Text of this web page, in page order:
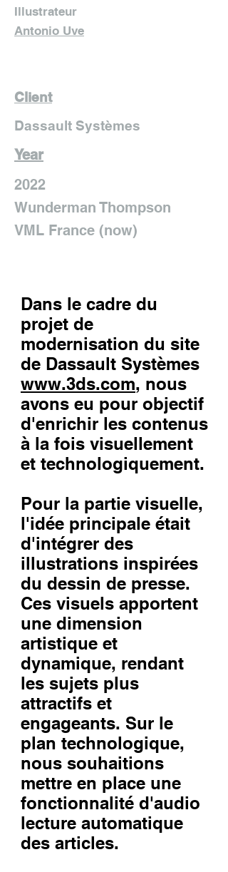
Illustrateur
Antonio Uve
Client
Dassault Systèmes
Year
2022
Wunderman Thompson
VML France (now)
Dans le cadre du
projet de
modernisation du site
de Dassault Systèmes
www.3ds.com, nous
avons eu pour objectif
d'enrichir les contenus
à la fois visuellement
et technologiquement.
Pour la partie visuelle,
l'idée principale était
d'intégrer des
illustrations inspirées
du dessin de presse.
Ces visuels apportent
une dimension
artistique et
dynamique, rendant
les sujets plus
attractifs et
engageants. Sur le
plan technologique,
nous souhaitions
mettre en place une
fonctionnalité d'audio
lecture automatique
des articles.